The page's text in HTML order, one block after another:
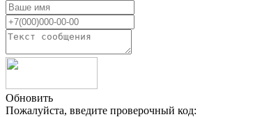
Обновить
Пожалуйста, введите проверочный код: